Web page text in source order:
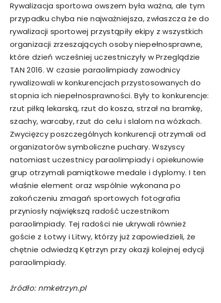
Rywalizacja sportowa owszem była ważna, ale tym
przypadku chyba nie najważniejsza, zwłaszcza że do
rywalizacji sportowej przystąpiły ekipy z wszystkich
organizacji zrzeszających osoby niepełnosprawne,
które dzień wcześniej uczestniczyły w Przeglądzie
TAN 2016. W czasie paraolimpiady zawodnicy
rywalizowali w konkurencjach przystosowanych do
stopnia ich niepełnosprawności. Były to konkurencje:
rzut piłką lekarską, rzut do kosza, strzał na bramkę,
szachy, warcaby, rzut do celu i slalom na wózkach.
Zwycięzcy poszczególnych konkurencji otrzymali od
organizatorów symboliczne puchary. Wszyscy
natomiast uczestnicy paraolimpiady i opiekunowie
grup otrzymali pamiątkowe medale i dyplomy. I ten
właśnie element oraz wspólnie wykonana po
zakończeniu zmagań sportowych fotografia
przyniosły największą radość uczestnikom
paraolimpiady. Tej radości nie ukrywali również
goście z Łotwy i Litwy, którzy już zapowiedzieli, że
chętnie odwiedzą Kętrzyn przy okazji kolejnej edycji
paraolimpiady.
źródło: nmketrzyn.pl